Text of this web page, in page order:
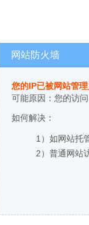
网站防火墙
您的IP已被网站管
可能原因：您的访
如何解决：
1）如网站托
2）普通网站